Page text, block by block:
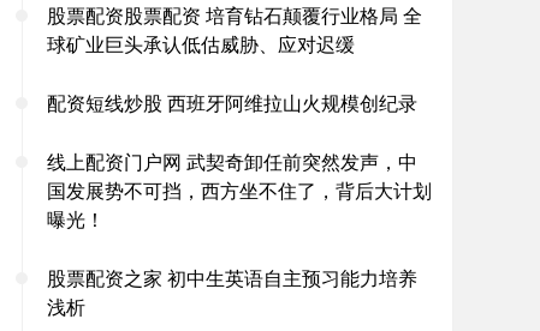
股票配资股票配资 培育钻石颠覆行业格局 全
球矿业巨头承认低估威胁、应对迟缓
配资短线炒股 西班牙阿维拉山火规模创纪录
线上配资门户网 武契奇卸任前突然发声，中
国发展势不可挡，西方坐不住了，背后大计划
曝光！
股票配资之家 初中生英语自主预习能力培养
浅析